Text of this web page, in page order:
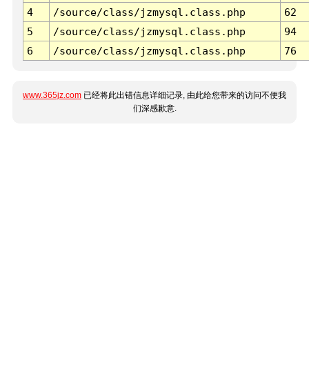
4
/source/class/jzmysql.class.php
62
5
/source/class/jzmysql.class.php
94
6
/source/class/jzmysql.class.php 76
www.365jz.com 已经将此出错信息详细记录, 由此给您带来的访问不便我
们深感歉意.